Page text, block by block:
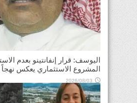
اليوسف: قرار إنفانتينو بعدم
المشروع الاستثماري يعكس
2026/08/03